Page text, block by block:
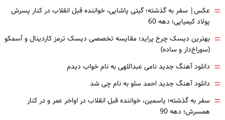
= عکس| سفر به گذشته؛ گیتی پاشایی، خواننده قبل انقلاب در کنار پسرش
پولاد کیمیایی؛ دهه 60
= بهترین دیسک چرخ پراید؛ مقایسه تخصصی دیسک ترمز کاردینال و آسمکو
(سوراخ‌دار و ساده)
= دانلود آهنگ جدید نامی عبداللهی به نام خواب دیدم
= دانلود آهنگ جدید احمد سلو به نام چی شد
= سفر به گذشته؛ یاسمین، خواننده قبل انقلاب در اواخر عمر و در کنار
همسرش؛ دهه 90